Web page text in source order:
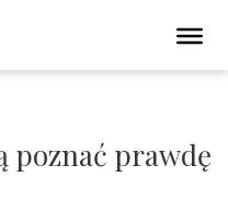
poznać prawdę